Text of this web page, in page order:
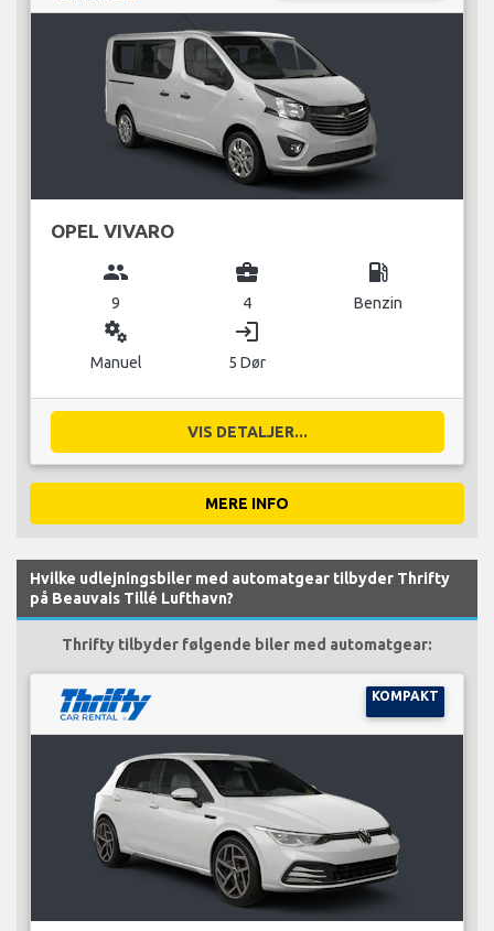
OPEL VIVARO
group
9
business_center
4
local_gas_station
Benzin
miscellaneous_services
Manuel
login
5 Dør
VIS DETALJER...
MERE INFO
Hvilke udlejningsbiler med automatgear tilbyder Thrifty
på Beauvais Tillé Lufthavn?
Thrifty tilbyder følgende biler med automatgear:
KOMPAKT